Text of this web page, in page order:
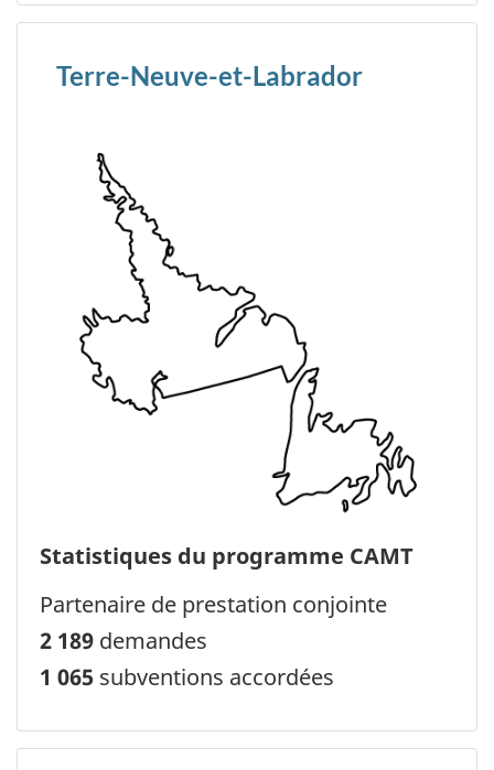
Terre-Neuve-et-Labrador
Statistiques du programme CAMT
Partenaire de prestation conjointe
2 189 demandes
1 065 subventions accordées